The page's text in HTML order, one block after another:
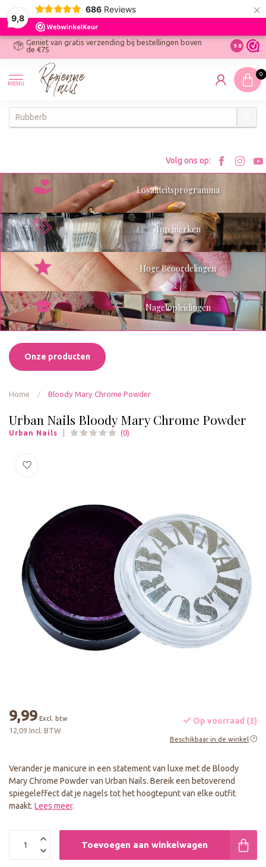
9,8
686 Reviews ×
Geniet van gratis verzending bij bestellingen boven
de €75
Ontdek
9.8
MENU
0
Volg ons op:
Bezoek
Loyaliteitsprogramma
Top merken
Hoge Beoordelingen
Nagelopleidingen
Onze producten
Home / Bloody Mary Chrome Powder
Urban Nails Bloody Mary Chrome Powder
Urban Nails (0)
9,99 Excl. btw
12,09 Incl. BTW
Op voorraad (3)
Beschikbaar in de winkel
Verander je manicure in een statement van luxe met de Bloody
Mary Chrome Powder van Urban Nails. Bereik een betoverend
spiegeleffect dat je nagels tot het hoogtepunt van elke outfit
maakt. Lees meer.
Toevoegen aan winkelwagen